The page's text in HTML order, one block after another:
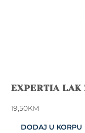
EXPERTIA LAK
19,50KM
DODAJ U KORPU